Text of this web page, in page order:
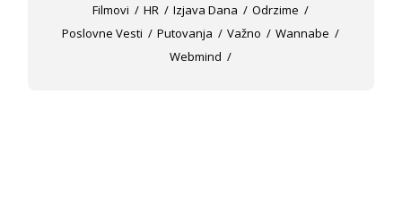
Filmovi
HR Izjava Dana
Odrzime
Poslovne Vesti
Putovanja Važno
Wannabe
Webmind